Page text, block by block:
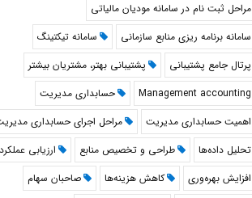
مراحل ثبت نام در سامانه مودیان مالیاتی
سامانه برنامه ریزی منابع سازمانی
سامانه تیکتینگ
پرتال جامع پشتیبانی
پشتیبانی بهتر، مشتریان بیشتر
Management accounting
حسابداری مدیریت
اهمیت حسابداری مدیریت
مراحل اجرای حسابداری
تحلیل داده‌ها
طراحی و تخصیص منابع
ارزیابی عملکرد
افزایش بهره‌وری
کاهش هزینه‌ها
صاحبان سهام